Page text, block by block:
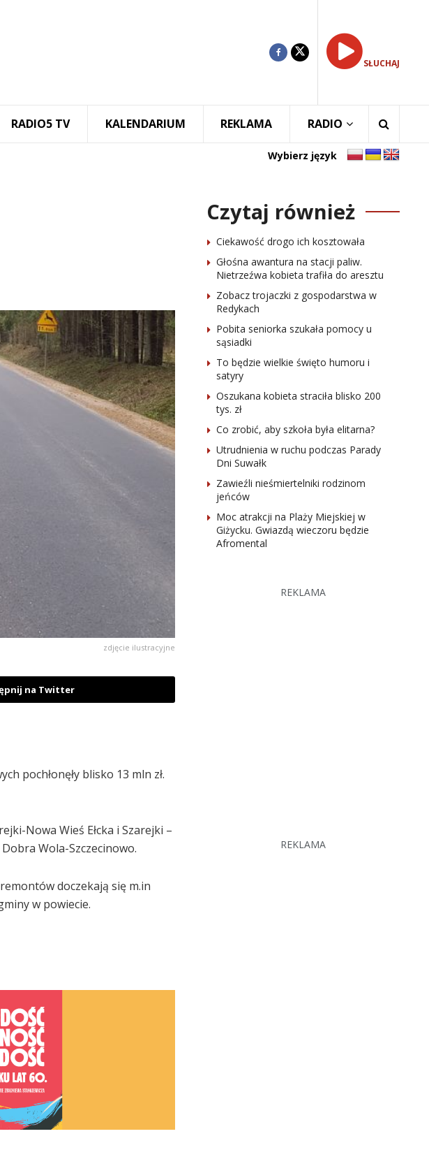
SŁUCHAJ
RADIO5 TV KALENDARIUM REKLAMA RADIO
Wybierz język
zdjęcie ilustracyjne
na Twitter
pochłonęły blisko 13 mln zł.
Nowa Wieś Ełcka i Szarejki –
Wola-Szczecinowo.
doczekają się m.in
w powiecie.
Czytaj również
Ciekawość drogo ich kosztowała
Głośna awantura na stacji paliw.
Nietrzeźwa kobieta trafiła do aresztu
Zobacz trojaczki z gospodarstwa w
Redykach
Pobita seniorka szukała pomocy u
sąsiadki
To będzie wielkie święto humoru i
satyry
Oszukana kobieta straciła blisko 200
tys. zł
Co zrobić, aby szkoła była elitarna?
Utrudnienia w ruchu podczas Parady
Dni Suwałk
Zawieźli nieśmiertelniki rodzinom
jeńców
Moc atrakcji na Plaży Miejskiej w
Giżycku. Gwiazdą wieczoru będzie
Afromental
REKLAMA
REKLAMA